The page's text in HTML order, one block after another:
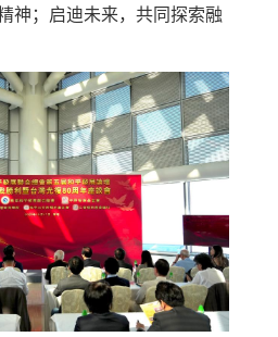
神；启迪未来，共同探索融